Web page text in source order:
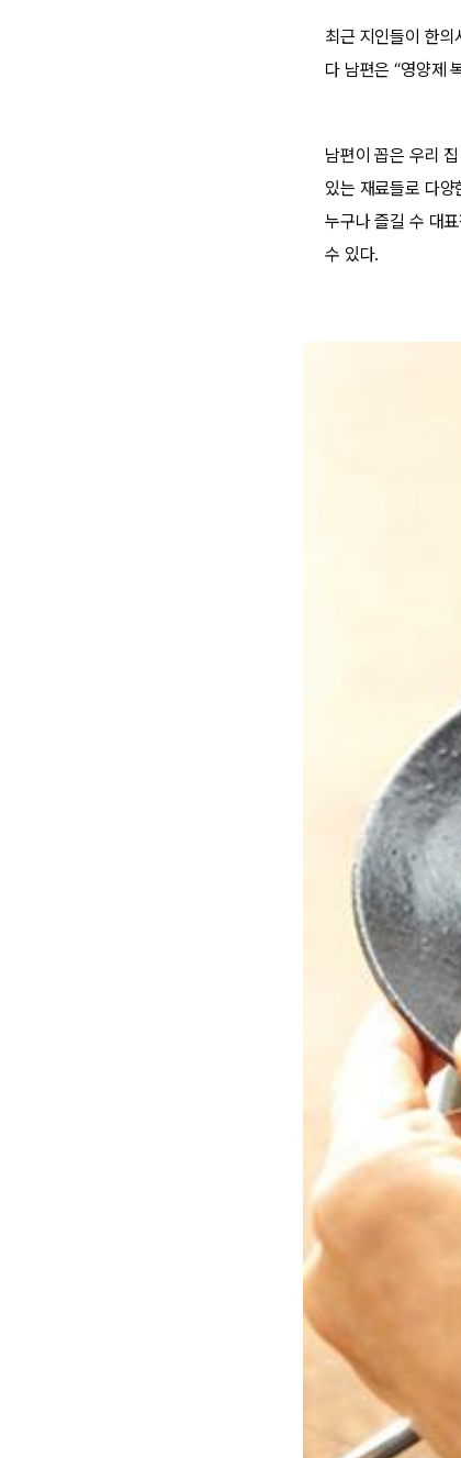
최근 지인들이 한
다 남편은 “영양제
남편이 꼽은 우리
있는 재료들로 다
누구나 즐길 수 대
수 있다.